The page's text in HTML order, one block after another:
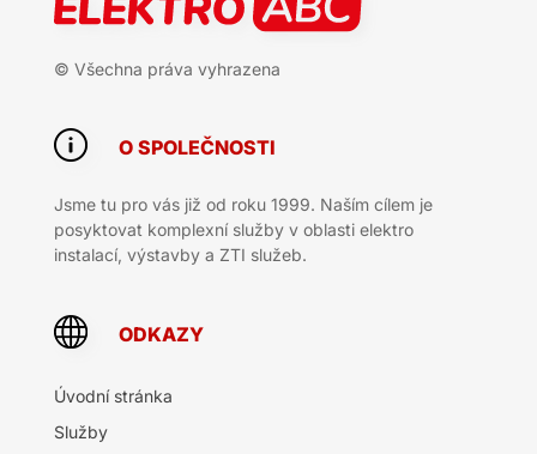
© Všechna práva vyhrazena
O SPOLEČNOSTI
Jsme tu pro vás již od roku 1999. Naším cílem je
posyktovat komplexní služby v oblasti elektro
instalací, výstavby a ZTI služeb.
ODKAZY
Úvodní stránka
Služby